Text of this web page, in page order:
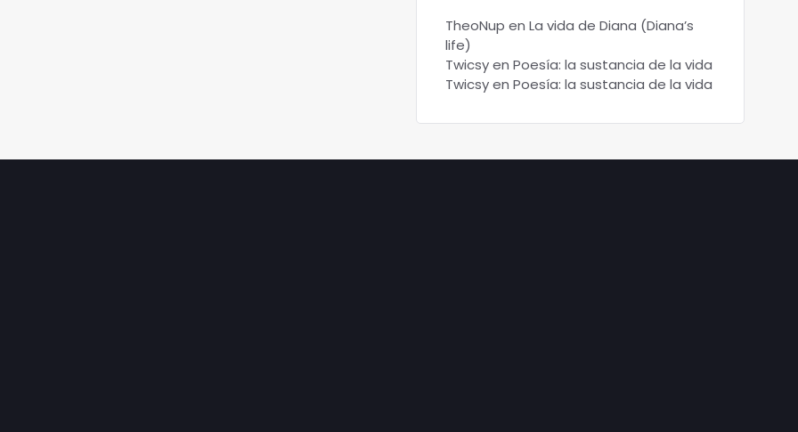
TheoNup en La vida de Diana (Diana’s
life)
Twicsyen Poesía: la sustancia de la vida
Twicsyen Poesía: la sustancia de la vida